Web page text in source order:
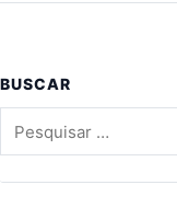
BUSCAR